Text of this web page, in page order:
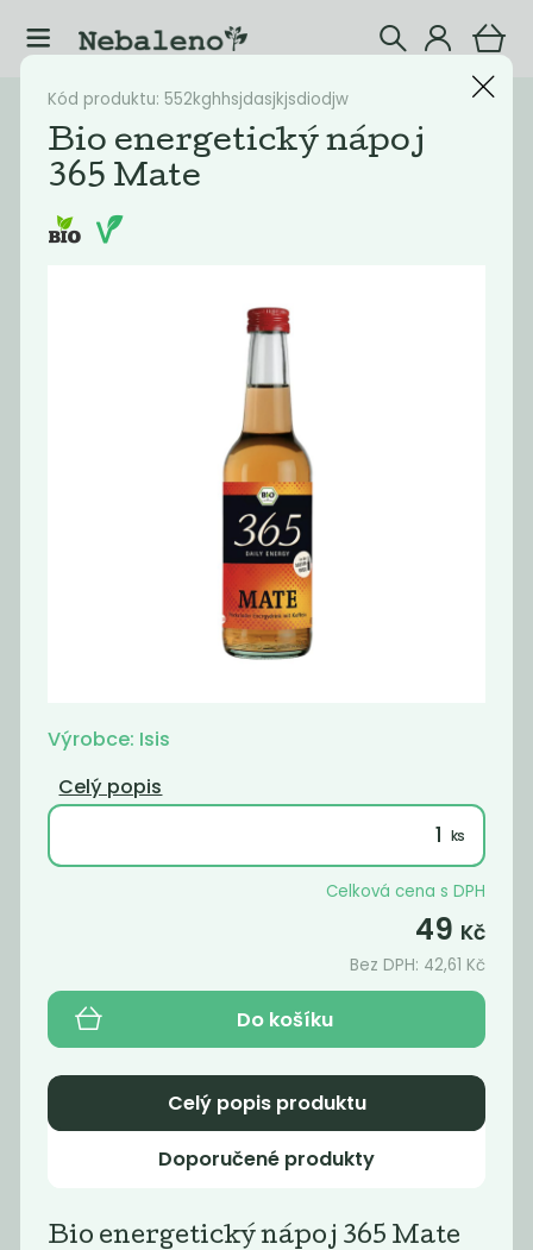
Katalog Nápoje
Filtrovat produkty
Šumavěnka
ledový čaj
broskev
Šumavěnka
oranžáda
45Kč
Šumavěnka
45Kč
Kód produktu: 552kghhsjdasjkjsdiodjw
Bio energetický nápoj
365 Mate
Výrobce: Isis
Celý popis
Celková cena s DPH
49 Kč
Bez DPH: 42,61 Kč
Do košíku
Celý popis produktu
Doporučené produkty
Bio energetický nápoj 365 Mate